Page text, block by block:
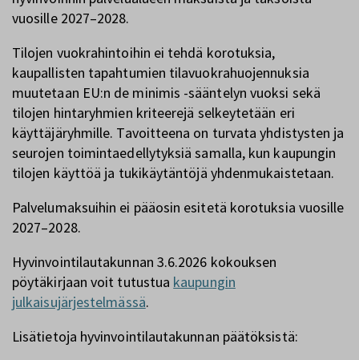
vuosille 2027–2028.
Tilojen vuokrahintoihin ei tehdä korotuksia,
kaupallisten tapahtumien tilavuokrahuojennuksia
muutetaan EU:n de minimis -sääntelyn vuoksi sekä
tilojen hintaryhmien kriteerejä selkeytetään eri
käyttäjäryhmille. Tavoitteena on turvata yhdistysten ja
seurojen toimintaedellytyksiä samalla, kun kaupungin
tilojen käyttöä ja tukikäytäntöjä yhdenmukaistetaan.
Palvelumaksuihin ei pääosin esitetä korotuksia vuosille
2027–2028.
Hyvinvointilautakunnan 3.6.2026 kokouksen
pöytäkirjaan voit tutustua kaupungin
julkaisujärjestelmässä.
Lisätietoja hyvinvointilautakunnan päätöksistä: